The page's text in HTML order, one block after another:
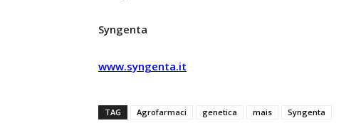
Syngenta
www.syngenta.it
TAG Agrofarmaci genetica mais Syngenta